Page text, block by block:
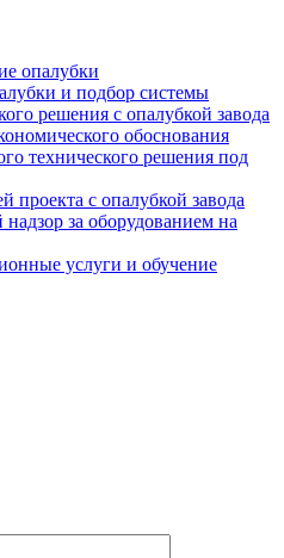
опалубки
и подбор системы
решения с опалубкой завода
обоснования
технического решения под
с опалубкой завода
за оборудованием на
услуги и обучение